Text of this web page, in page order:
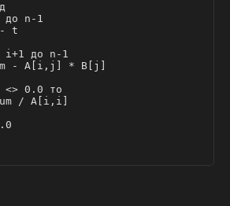
до n-1
t
i+1 до n-1
- A[i,j] * B[j]
<> 0.0 то
/ A[i,i]